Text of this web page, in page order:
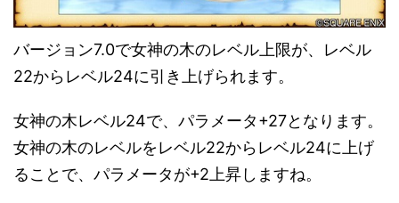
バージョン7.0で女神の木のレベル上限が、レベル
22からレベル24に引き上げられます。
女神の木レベル24で、パラメータ+27となります。
女神の木のレベルをレベル22からレベル24に上げ
ることで、パラメータが+2上昇しますね。